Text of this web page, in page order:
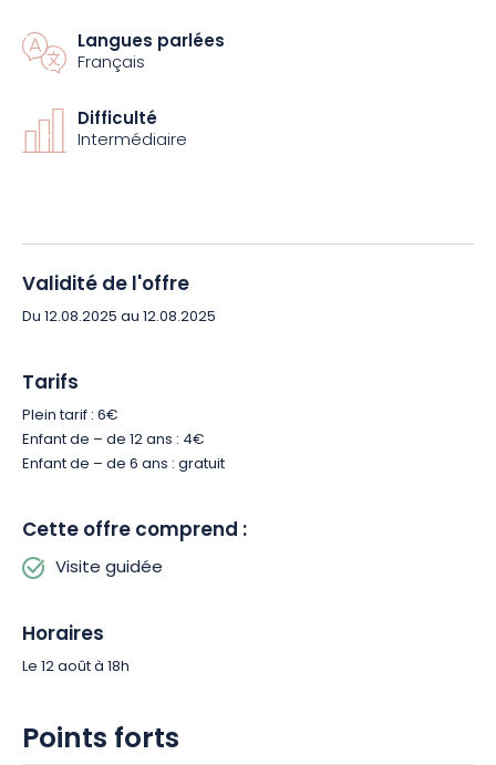
Langues parlées
Français
Difficulté
Intermédiaire
Validité de l'offre
Du 12.08.2025 au 12.08.2025
Tarifs
Plein tarif : 6€
Enfant de – de 12 ans : 4€
Enfant de – de 6 ans : gratuit
Cette offre comprend :
Visite guidée
Horaires
Le 12 août à 18h
Points forts